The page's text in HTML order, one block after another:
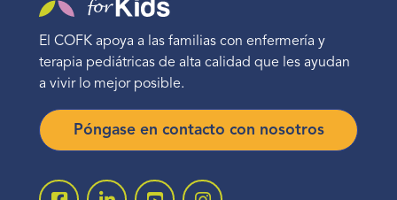
El COFK apoya a las familias con enfermería y
terapia pediátricas de alta calidad que les ayudan
a vivir lo mejor posible.
Póngase en contacto con nosotros